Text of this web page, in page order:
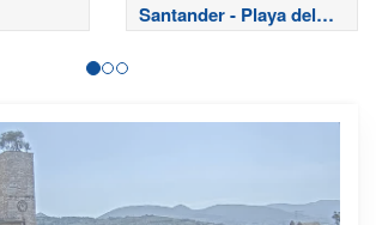
Santander - Playa del
Sardinero